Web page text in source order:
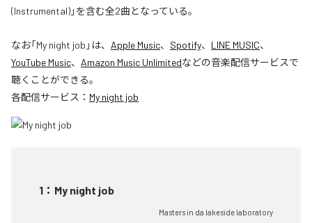
(Instrumental)」を含む全2曲となっている。
なお「My night job 」は、 Apple Music、 Spotify、 LINE MUSIC、
YouTube Music、 Amazon Music Unlimitedなどの音楽配信サービスで
聴くことができる。
各配信サービス： My night job
1 ： My night job
Masters in da lakeside laboratory